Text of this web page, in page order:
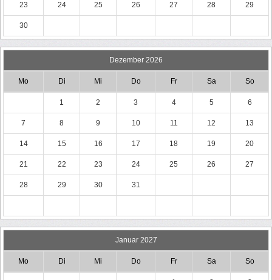
23 24 25 26 27 28 29
30
Dezember 2026
Mo Di Mi Do Fr Sa So
1 2 3 4 5 6
7 8 9 10 11 12 13
14 15 16 17 18 19 20
21 22 23 24 25 26 27
28 29 30 31
Januar 2027
Mo Di Mi Do Fr Sa So